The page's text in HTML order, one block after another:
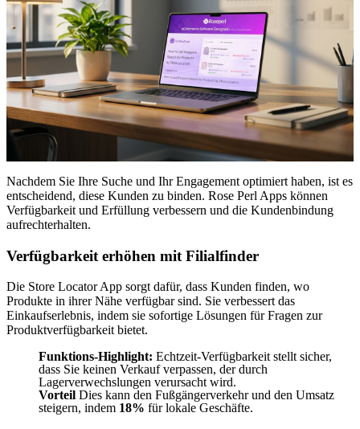
Nachdem Sie Ihre Suche und Ihr Engagement optimiert haben, ist es
entscheidend, diese Kunden zu binden. Rose Perl Apps können
Verfügbarkeit und Erfüllung verbessern und die Kundenbindung
aufrechterhalten.
Verfügbarkeit erhöhen mit Filialfinder
Die Store Locator App sorgt dafür, dass Kunden finden, wo
Produkte in ihrer Nähe verfügbar sind. Sie verbessert das
Einkaufserlebnis, indem sie sofortige Lösungen für Fragen zur
Produktverfügbarkeit bietet.
Funktions-Highlight: Echtzeit-Verfügbarkeit stellt sicher,
dass Sie keinen Verkauf verpassen, der durch
Lagerverwechslungen verursacht wird.
Vorteil Dies kann den Fußgängerverkehr und den Umsatz
steigern, indem 18% für lokale Geschäfte.